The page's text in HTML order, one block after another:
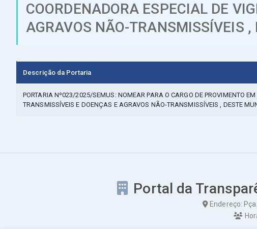
COORDENADORA ESPECIAL DE
AGRAVOS NÃO-TRANSMISSÍVEIS ,
Descrição da Portaria
PORTARIA Nº023/2025/SEMUS: NOMEAR PARA O CARGO DE PROVIMENTO
TRANSMISSÍVEIS E DOENÇAS E AGRAVOS NÃO-TRANSMISSÍVEIS , DESTE
Portal da
Endereço: